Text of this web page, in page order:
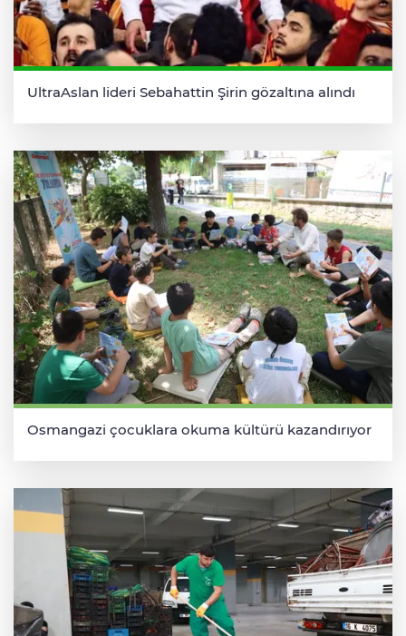
UltraAslan lideri Sebahattin Şirin gözaltına alındı
Osmangazi çocuklara okuma kültürü kazandırıyor